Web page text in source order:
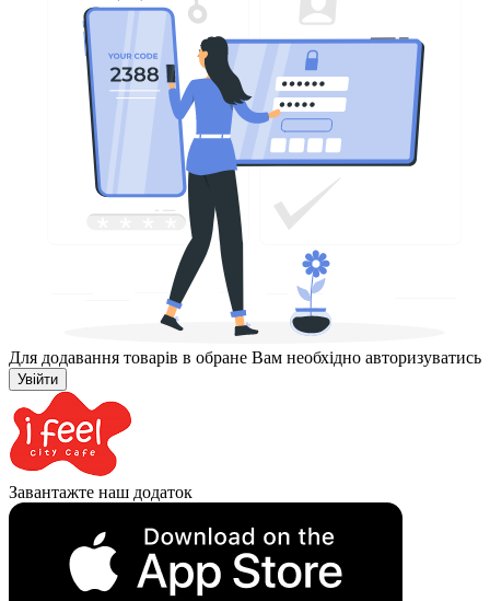
Для додавання товарів в обране Вам необхідно авторизуватись
Увійти
Завантажте наш додаток